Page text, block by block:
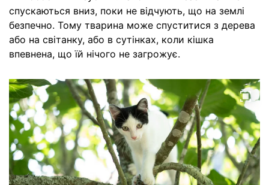
спускаються вниз, поки не відчують, що на землі
безпечно. Тому тварина може спуститися з дерева
або на світанку, або в сутінках, коли кішка
впевнена, що їй нічого не загрожує.